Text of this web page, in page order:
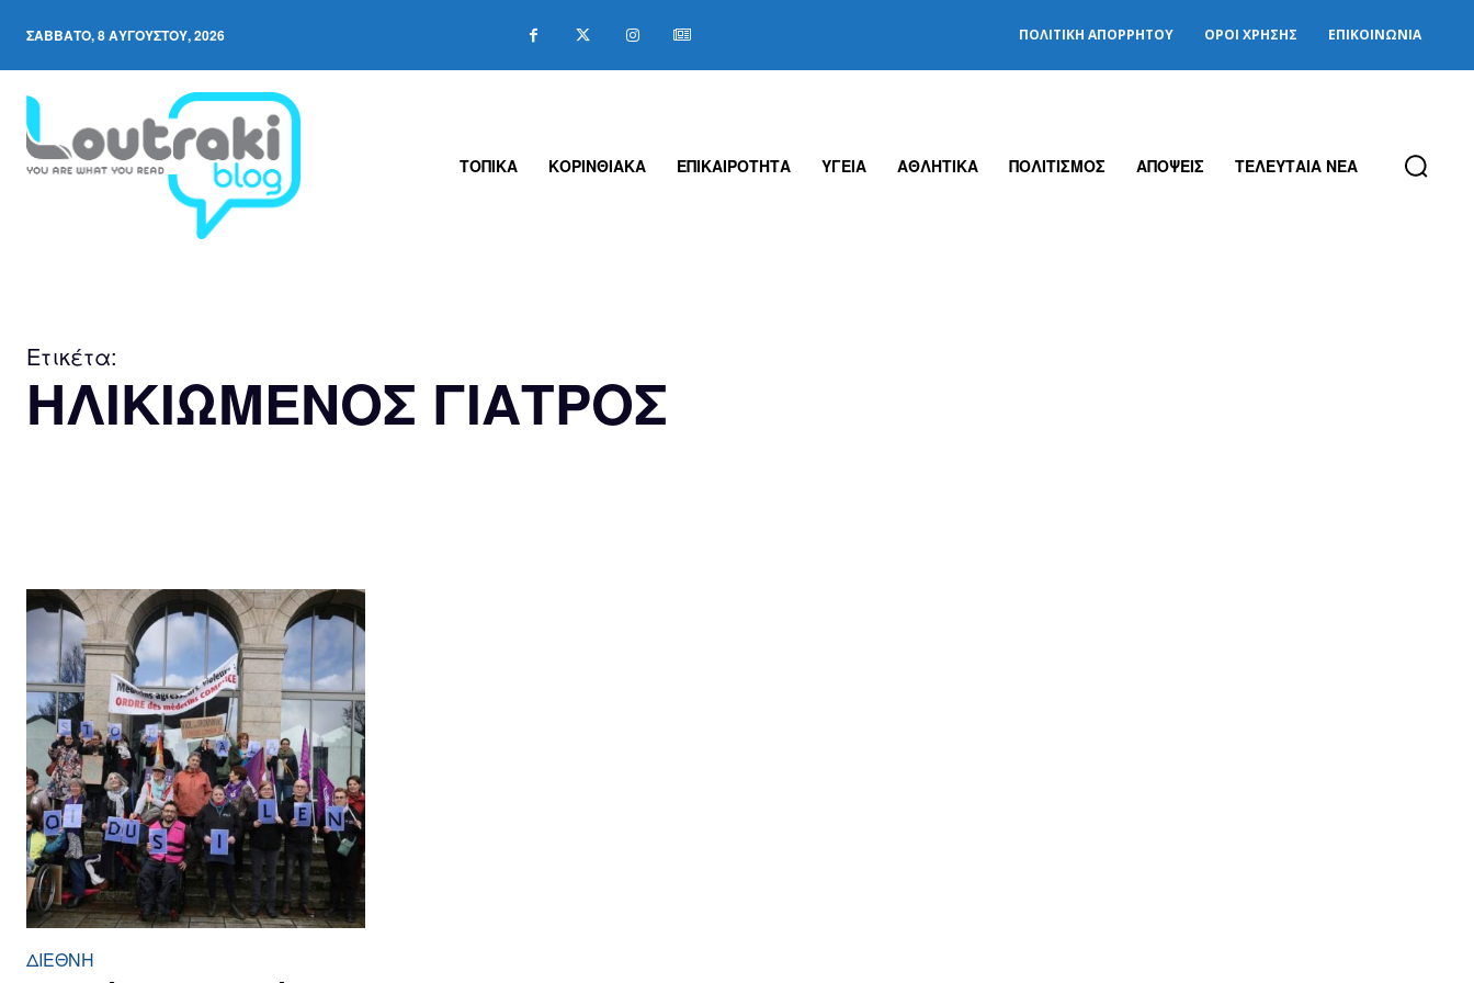
ΣΆΒΒΑΤΟ, 8 ΑΥΓΟΎΣΤΟΥ, 2026 ΠΟΛΙΤΙΚΉ ΑΠΟΡΡΉΤΟΥ ΌΡΟΙ ΧΡΉΣΗΣ ΕΠΙΚΟΙΝΩΝΊΑ
ΤΟΠΙΚΑ ΚΟΡΙΝΘΙΑΚΑ ΕΠΙΚΑΙΡΟΤΗΤΑ ΥΓΕΙΑ ΑΘΛΗΤΙΚΑ ΠΟΛΙΤΙΣΜΟΣ ΑΠΟΨΕΙΣ ΤΕΛΕΥΤΑΙΑ ΝΕΑ
Ετικέτα:
ΗΛΙΚΙΩΜΕΝΟΣ ΓΙΑΤΡΟΣ
ΔΙΕΘΝΉ